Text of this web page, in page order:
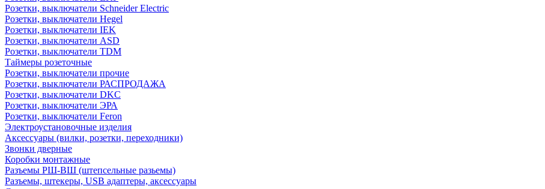
Розетки, выключатели Schneider Electric
Розетки, выключатели Hegel
Розетки, выключатели IEK
Розетки, выключатели ASD
Розетки, выключатели TDM
Таймеры розеточные
Розетки, выключатели прочие
Розетки, выключатели РАСПРОДАЖА
Розетки, выключатели DKC
Розетки, выключатели ЭРА
Розетки, выключатели Feron
Электроустановочные изделия
Аксессуары (вилки, розетки, переходники)
Звонки дверные
Коробки монтажные
Разъемы РШ-ВШ (штепсельные разьемы)
Разъемы, штекеры, USB адаптеры, аксессуары